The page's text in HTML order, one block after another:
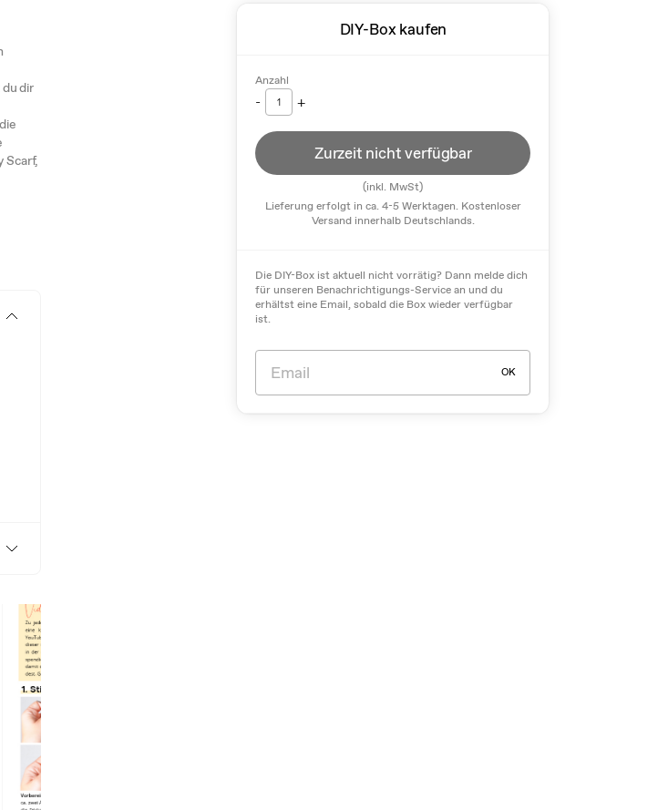
dir
Scarf,
DIY-Box kaufen
Anzahl
- 1 +
Zurzeit nicht verfügbar
(inkl. MwSt)
Lieferung erfolgt in ca. 4-5 Werktagen. Kostenloser
Versand innerhalb Deutschlands.
Die DIY-Box ist aktuell nicht vorrätig? Dann melde dich
für unseren Benachrichtigungs-Service an und du
erhältst eine Email, sobald die Box wieder verfügbar
ist.
OK